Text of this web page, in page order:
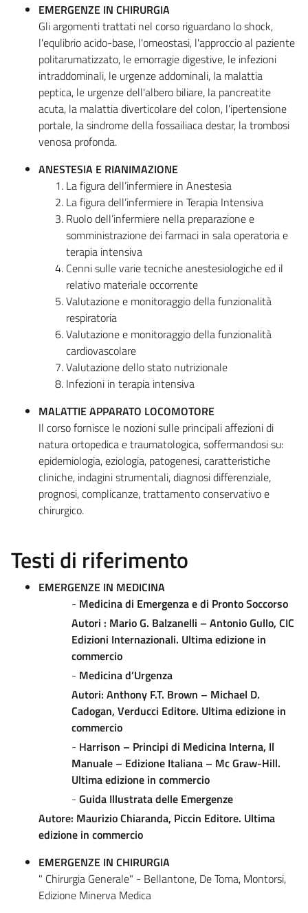
EMERGENZE IN CHIRURGIA
Gli argomenti trattati nel corso riguardano lo shock,
l'equlibrio acido-base, l'omeostasi, l'approccio al paziente
politarumatizzato, le emorragie digestive, le infezioni
intraddominali, le urgenze addominali, la malattia
peptica, le urgenze dell'albero biliare, la pancreatite
acuta, la malattia diverticolare del colon, l'ipertensione
portale, la sindrome della fossailiaca destar, la trombosi
venosa profonda.
ANESTESIA E RIANIMAZIONE
La figura dell’infermiere in Anestesia
La figura dell’infermiere in Terapia Intensiva
Ruolo dell’infermiere nella preparazione e
somministrazione dei farmaci in sala operatoria e
terapia intensiva
Cenni sulle varie tecniche anestesiologiche ed il
relativo materiale occorrente
Valutazione e monitoraggio della funzionalità
respiratoria
Valutazione e monitoraggio della funzionalità
cardiovascolare
Valutazione dello stato nutrizionale
Infezioni in terapia intensiva
MALATTIE APPARATO LOCOMOTORE
Il corso fornisce le nozioni sulle principali affezioni di
natura ortopedica e traumatologica, soffermandosi su:
epidemiologia, eziologia, patogenesi, caratteristiche
cliniche, indagini strumentali, diagnosi differenziale,
prognosi, complicanze, trattamento conservativo e
chirurgico.
Testi di riferimento
EMERGENZE IN MEDICINA
- Medicina di Emergenza e di Pronto Soccorso
Autori : Mario G. Balzanelli – Antonio Gullo, CIC
Edizioni Internazionali. Ultima edizione in
commercio
- Medicina d’Urgenza
Autori: Anthony F.T. Brown – Michael D.
Cadogan, Verducci Editore. Ultima edizione in
commercio
- Harrison – Principi di Medicina Interna, Il
Manuale – Edizione Italiana – Mc Graw-Hill.
Ultima edizione in commercio
- Guida Illustrata delle Emergenze
Autore: Maurizio Chiaranda, Piccin Editore. Ultima
edizione in commercio
EMERGENZE IN CHIRURGIA
" Chirurgia Generale" - Bellantone, De Toma, Montorsi,
Edizione Minerva Medica